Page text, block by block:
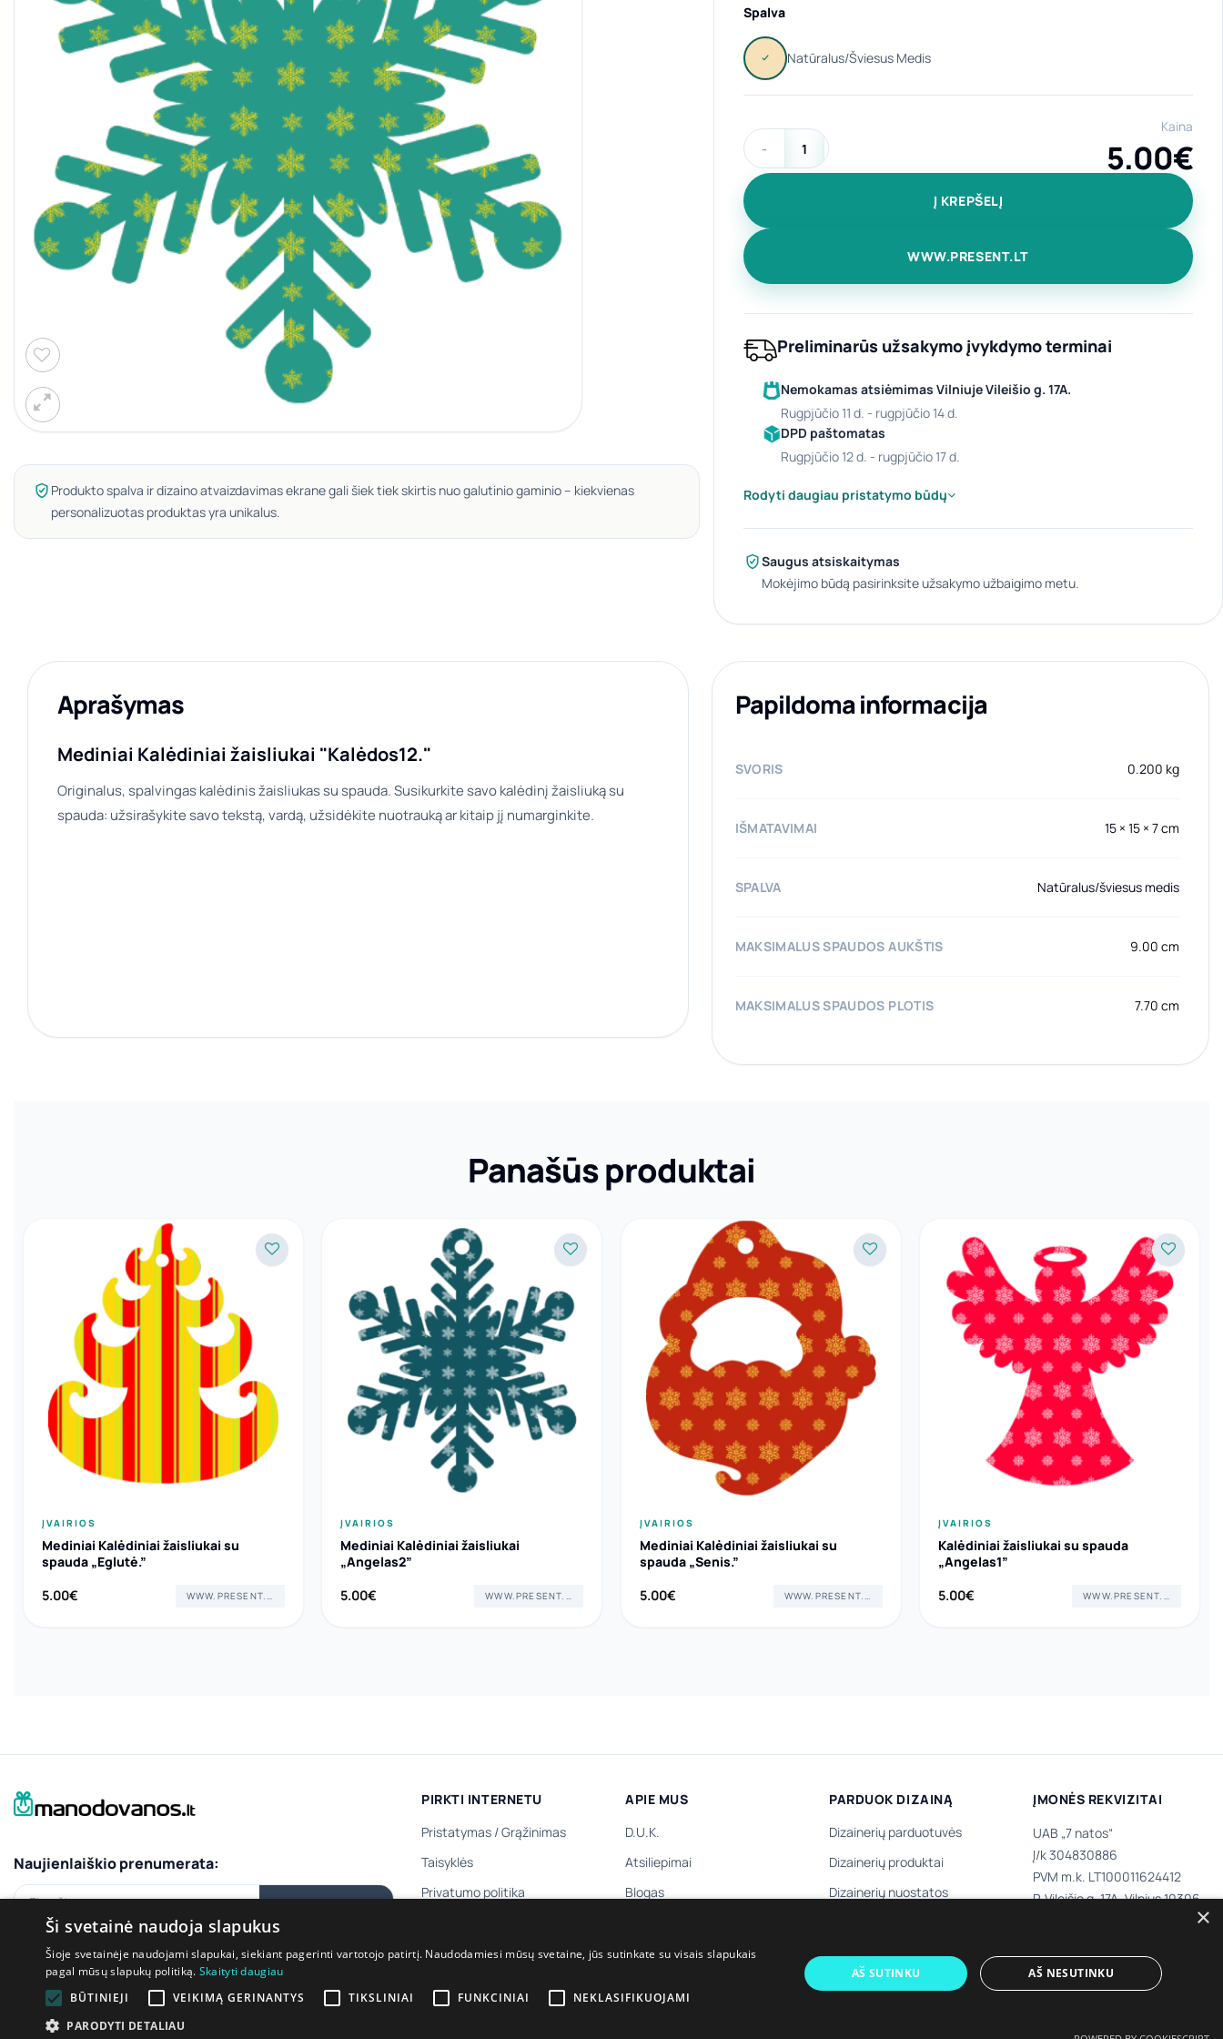
Produkto spalva ir dizaino atvaizdavimas ekrane gali šiek tiek skirtis nuo galutinio gaminio – kiekvienas
personalizuotas produktas yra unikalus.
Spalva
produkto kiekis: Mediniai Kalėdiniai žaisliukai "Kalėdos12."
Kaina
5.00€
Į KREPŠELĮ
WWW.PRESENT.LT
Preliminarūs užsakymo įvykdymo terminai
Nemokamas atsiėmimas Vilniuje Vileišio g. 17A.
rugpjūčio 11 d. - rugpjūčio 14 d.
DPD paštomatas
rugpjūčio 12 d. - rugpjūčio 17 d.
Rodyti daugiau pristatymo būdų
Saugus atsiskaitymas
Mokėjimo būdą pasirinksite užsakymo užbaigimo metu.
Aprašymas
Mediniai Kalėdiniai žaisliukai "Kalėdos12."
Originalus, spalvingas kalėdinis žaisliukas su spauda. Susikurkite savo kalėdinį žaisliuką su
spauda: užsirašykite savo tekstą, vardą, užsidėkite nuotrauką ar kitaip jį numarginkite.
Papildoma informacija
SVORIS 0.200 kg
IŠMATAVIMAI 15 × 15 × 7 cm
SPALVA Natūralus/šviesus medis
MAKSIMALUS SPAUDOS AUKŠTIS 9.00 cm
MAKSIMALUS SPAUDOS PLOTIS 7.70 cm
Panašūs produktai
ĮVAIRIOS
Mediniai Kalėdiniai žaisliukai su
spauda „Eglutė.”
5.00€
ĮVAIRIOS
Mediniai Kalėdiniai žaisliukai
„Angelas2”
5.00€
ĮVAIRIOS
Mediniai Kalėdiniai žaisliukai su
spauda „Senis.”
5.00€
ĮVAIRIOS
Kalėdiniai žaisliukai su spauda
„Angelas1”
5.00€
Naujienlaiškio prenumerata:
El.paštas
Bendraukime:
PIRKTI INTERNETU
Pristatymas /Grąžinimas
Taisyklės
Privatumo politika
Dovanų prenumerata
APIE MUS
D.U.K.
Atsiliepimai
Blogas
PARDUOK DIZAINĄ
Dizainerių parduotuvės
Dizainerių produktai
Dizainerių nuostatos
ĮMONĖS REKVIZITAI
UAB „7 natos“
Į/k 304830886
PVM m.k. LT100011624412
P. Vileišio g. 17A, Vilnius 10306,
×
Ši svetainė naudoja slapukus
Šioje svetainėje naudojami slapukai, siekiant pagerinti vartotojo patirtį. Naudodamiesi mūsų svetaine, jūs sutinkate su visais slapukais
pagal mūsų slapukų politiką. Skaityti daugiau
BŪTINIEJI
VEIKIMĄ GERINANTYS TIKSLINIAI FUNKCINIAI
NEKLASIFIKUOJAMI
PARODYTI DETALIAU
AŠ SUTINKU AŠ NESUTINKU